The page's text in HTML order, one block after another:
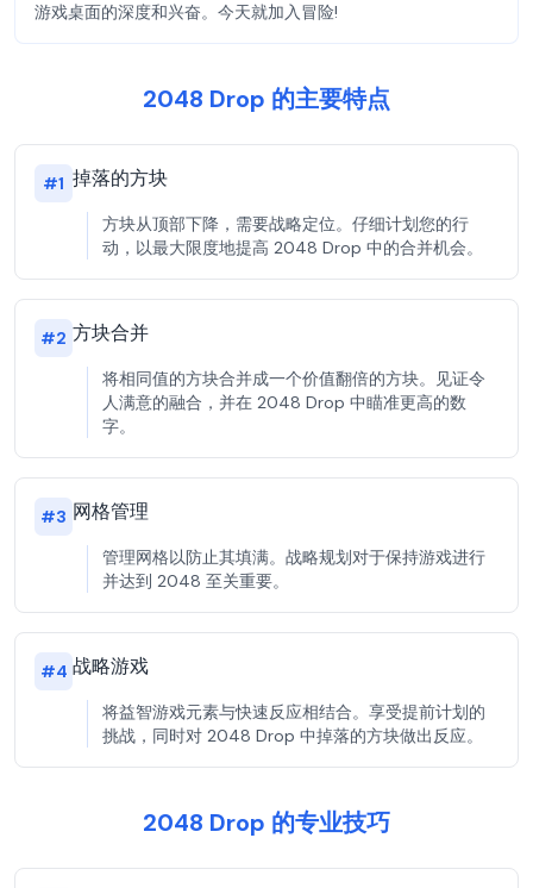
游戏桌面的深度和兴奋。今天就加入冒险!
2048 Drop 的主要特点
#1 掉落的方块
方块从顶部下降，需要战略定位。仔细计划您的行
动，以最大限度地提高 2048 Drop 中的合并机会。
#2 方块合并
将相同值的方块合并成一个价值翻倍的方块。见证令
人满意的融合，并在 2048 Drop 中瞄准更高的数
字。
#3 网格管理
管理网格以防止其填满。战略规划对于保持游戏进行
并达到 2048 至关重要。
#4 战略游戏
将益智游戏元素与快速反应相结合。享受提前计划的
挑战，同时对 2048 Drop 中掉落的方块做出反应。
2048 Drop 的专业技巧